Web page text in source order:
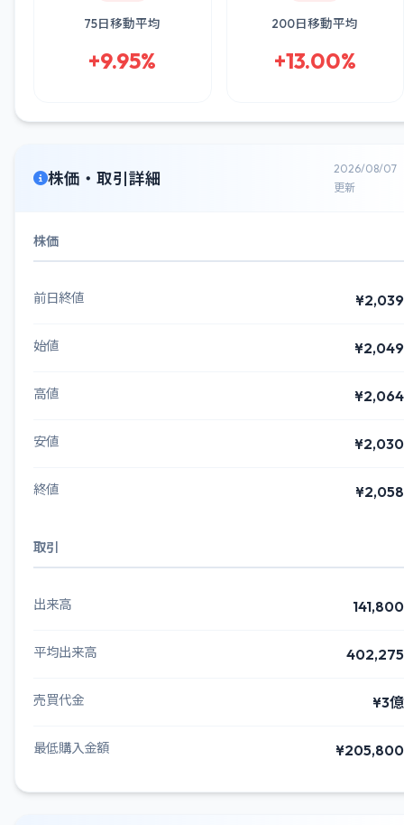
75日移動平均
+9.95%
200日移動平均
+13.00%
株価・取引詳細
2026/08/07
更新
株価
前日終値 ¥2,039
始値 ¥2,049
高値 ¥2,064
安値 ¥2,030
終値 ¥2,058
取引
出来高 141,800
平均出来高 402,275
売買代金 ¥3億
最低購入金額 ¥205,800